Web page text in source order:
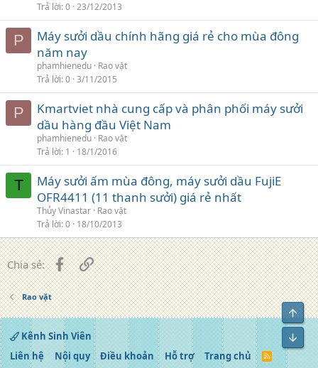
Trả lời 0 23/12/2013
P
Máy sưởi dầu chính hãng giá rẻ cho mùa đông
năm nay
phamhienedu Rao vặt
Trả lời 0 3/11/2015
P
Kmartviet nhà cung cấp và phân phối máy sưởi
dầu hàng đầu Việt Nam
phamhienedu Rao vặt
Trả lời 1 18/1/2016
T
Máy sưởi ấm mùa đông, máy sưởi dầu FujiE
OFR4411 (11 thanh sưởi) giá rẻ nhất
Thủy Vinastar Rao vặt
Trả lời 0 18/10/2013
Chia sẻ: FacebookLiên kết
Rao vặt
Kênh Sinh Viên
Liên hệ
Nội quy Điều khoản Hỗ trợ Trang chủ
R
Top